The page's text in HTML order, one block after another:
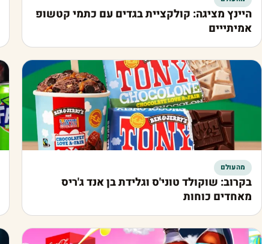
היינץ מציגה: קולקציית בגדים עם כתמי קטשופ
אמיתייים
מהעולם
בקרוב: שוקולד טוני'ס וגלידת בן אנד ג'ריס
מאחדים כוחות